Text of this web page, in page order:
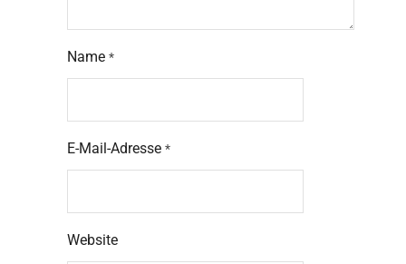
Name *
E-Mail-Adresse *
Website